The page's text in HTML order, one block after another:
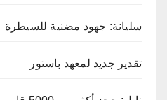
سليانة: جهود مضنية
تقدير جديد لمعهد باستور